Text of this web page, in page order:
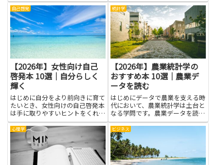
相手の見方や自分の振る舞いを客
観的に見直すヒントが得られま
す。コミュニケーションのコツや
適切な距離感の取り方、自己肯定
感...
自己啓発
【2026年】女性向け自己
啓発本 10選｜自分らしく
輝く
はじめに自分をより前向きに育て
たいとき、女性向けの自己啓発本
は手に取りやすいヒントをくれま
す。日常の小さな習慣から、仕事
や人間関係のもつれを解く考え方
まで、読み進めるほど自分の強さ
を感じることが増えます。自分ら
しく輝くためには、まず自分の
統計学
【2026年】農業統計学の
おすすめ本 10選｜農業デ
ータを読む
はじめにデータで農業を支える時
代において、農業統計学は土台と
なる学問です。農業データを読む
力は、作物の生育状況や市場の動
きを正しく読み解く手がかりにな
ります。本書のようなテーマの本
は、数字の表現を理解し、資料か
ら意味を拾い上げる力を育てま
す...
心理学 ビジネス